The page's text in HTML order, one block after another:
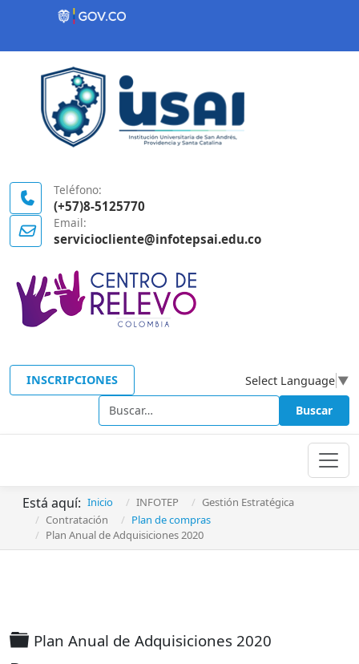
Contenido inicial
Teléfono:
(+57)8-5125770
Email:
serviciocliente@infotepsai.edu.co
INSCRIPCIONES Select Language ▼
Buscar Buscar
Está aquí: Inicio INFOTEP
Gestión Estratégica
Contratación
Plan de compras
Plan Anual de Adquisiciones 2020
Carpeta
Plan Anual de Adquisiciones 2020